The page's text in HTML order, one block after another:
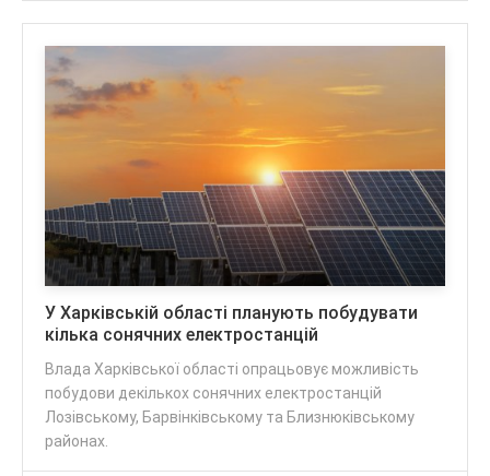
У Харківській області планують побудувати
кілька сонячних електростанцій
Влада Харківської області опрацьовує можливість
побудови декількох сонячних електростанцій
Лозівському, Барвінківському та Близнюківському
районах.